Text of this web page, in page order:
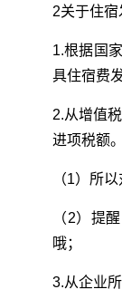
2关于住宿
1.根据国
具住宿费
2.从增值
进项税额。
（1）所
（2）提
哦；
3.从企业